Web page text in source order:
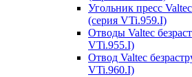
Угольник пресс
(серия VTi.959.I)
Отводы Valtec
VTi.955.I)
Отвод Valtec
VTi.960.I)